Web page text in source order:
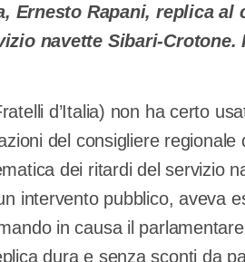
Ernesto Rapani, replica
navette Sibari-Crotone.
d’Italia) non ha certo
del consigliere regionale
dei ritardi del servizio
intervento pubblico, aveva
in causa il
dura e senza sconti da